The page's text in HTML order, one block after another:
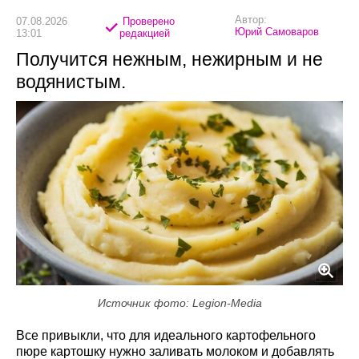
07.08.2026
13:01
Проверено
редакцией
Автор:
Юрий Самоваров
Получится нежным, нежирным и не
водянистым.
Источник фото: Legion-Media
Все привыкли, что для идеального картофельного
пюре картошку нужно заливать молоком и добавлять